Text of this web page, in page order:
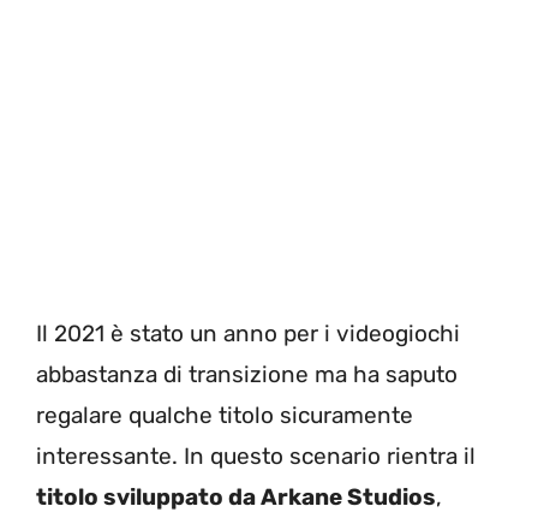
Il 2021 è stato un anno per i videogiochi
abbastanza di transizione ma ha saputo
regalare qualche titolo sicuramente
interessante. In questo scenario rientra il
titolo sviluppato da Arkane Studios,